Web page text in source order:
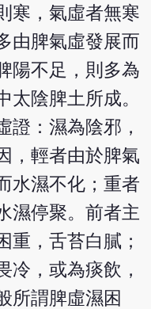
寒，氣虛者無寒
由脾氣虛發展而
陽不足，則多為
太陰脾土所成。
證：濕為陰邪，
，輕者由於脾氣
水濕不化；重者
濕停聚。前者主
重，舌苔白膩；
冷，或為痰飲，
所謂脾虛濕困